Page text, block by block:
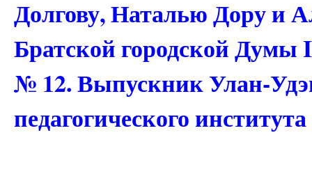
Долгову, Наталью Дору и
Братской городской Думы
№ 12. Выпускник Улан-
педагогического